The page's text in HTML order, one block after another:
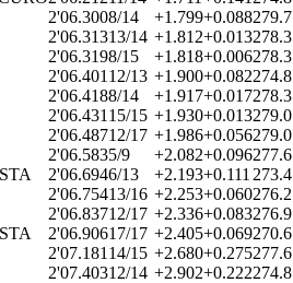
2'06.3008/14 +1.799+0.088279.7
2'06.31313/14 +1.812+0.013278.3
2'06.3198/15 +1.818+0.006278.3
2'06.401 12/13 +1.900+0.082274.8
2'06.4188/14 +1.917+0.017278.3
2'06.431 15/15 +1.930+0.013279.0
2'06.48712/17 +1.986+0.056279.0
2'06.5835/9 +2.082+0.096277.6
2'06.6946/13 +2.193+0.111 273.4
2'06.75413/16 +2.253+0.060276.2
2'06.83712/17 +2.336+0.083276.9
2'06.90617/17 +2.405+0.069270.6
2'07.181 14/15 +2.680+0.275277.6
2'07.40312/14 +2.902+0.222274.8